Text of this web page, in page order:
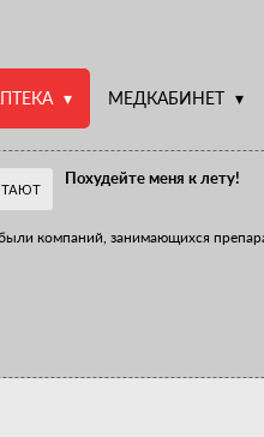
МЕДКАБИНЕТ
Похудейте меня к лету!
компаний, занимающихся